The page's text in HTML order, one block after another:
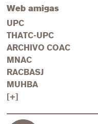
Web amigas
UPC
THATC-UPC
ARCHIVO COAC
MNAC
RACBASJ
MUHBA
[+]